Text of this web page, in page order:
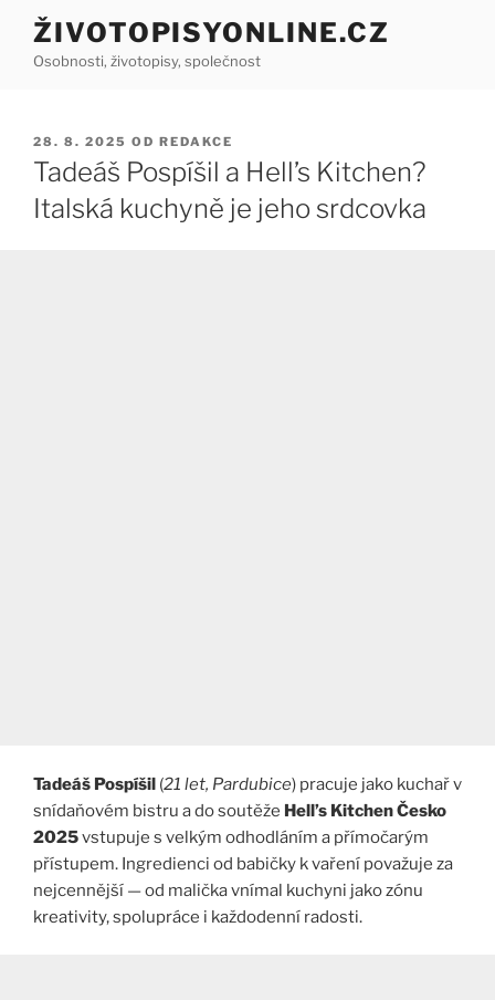
Přejít
obsahu
ŽIVOTOPISYONLINE.CZ
Osobnosti, životopisy, společnost
PUBLIKOVÁNO
28. 8. 2025 OD REDAKCE
Tadeáš Pospíšil a Hell’s Kitchen?
Italská kuchyně je jeho srdcovka
Tadeáš Pospíšil (21 let, Pardubice) pracuje jako kuchař v
snídaňovém bistru a do soutěže Hell’s Kitchen Česko
2025vstupuje s velkým odhodláním a přímočarým
přístupem. Ingredienci od babičky k vaření považuje za
nejcennější — od malička vnímal kuchyni jako zónu
kreativity, spolupráce i každodenní radosti.